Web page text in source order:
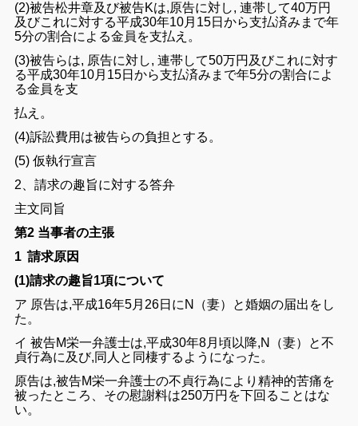
(2)被告松井章及び被告Kは,原告に対し, 連帯して40万円
及びこれに対する平成30年10月 15日から支払済み まで年
5分の割合による金員 を支払え。
(3)被告らは, 原告に対し,連帯 して50万円及びこれに対す
る平成30年10月15日から支払済みまで年5分の割合によ
る金員を支
払え。
(4)訴訟費用 は被告らの負担 とする。
(5) 仮執行宣言
2、請求の趣旨に対する答弁
主文同旨
第2 当事者の主張
1 ̇請求原因
(1)請求の趣旨1項について
ア 原告は,平成16年5月26日にN（妻） と婚姻の届出をし
た。
イ被告M栄一弁護士は,平成30年8月頃以降,N（妻） と不
貞行為に 及び,同人 と 同棲する よう になった。
原告は,被告M栄一弁護士の不貞行為により精神的苦痛を
被ったとこ ろ、その慰謝料は250万円 を下回る ことはな
い。